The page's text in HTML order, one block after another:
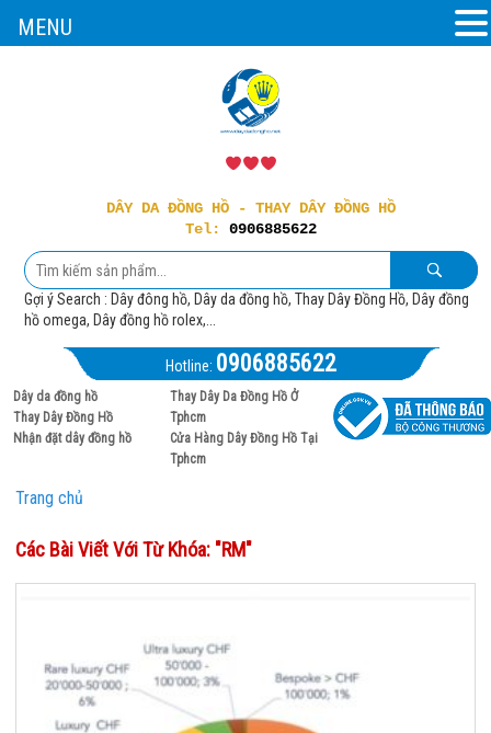
DÂY DA ĐỒNG HỒ - THAY DÂY ĐỒNG HỒ
Tel: 0906885622
Gợi ý Search : Dây đông hồ, Dây da đồng hồ, Thay Dây Đồng Hồ, Dây đồng
hồ omega, Dây đồng hồ rolex,...
Hotline: 0906885622
Dây da đồng hồ
Thay Dây Đồng Hồ
Nhận đặt dây đồng hồ
Thay Dây Da Đồng Hồ Ở
Tphcm
Cửa Hàng Dây Đồng Hồ Tại
Tphcm
Trang chủ
Các Bài Viết Với Từ Khóa: "RM"
MENU